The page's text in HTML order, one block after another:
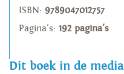
ISBN: 9789047012757
Pagina's: 192 pagina's
Dit boek in de media